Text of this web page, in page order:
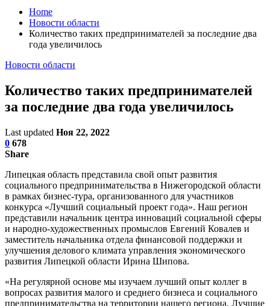
Home
Новости области
Количество таких предпринимателей за последние два
года увеличилось
Новости области
Количество таких предпринимателей
за последние два года увеличилось
Last updated Ноя 22, 2022
0 678
Share
Липецкая область представила свой опыт развития
социального предпринимательства в Нижегородской области
в рамках бизнес-тура, организованного для участников
конкурса «Лучший социальный проект года». Наш регион
представили начальник центра инноваций социальной сферы
и народно-художественных промыслов Евгений Ковалев и
заместитель начальника отдела финансовой поддержки и
улучшения делового климата управления экономического
развития Липецкой области Ирина Шипова.
«На регулярной основе мы изучаем лучший опыт коллег в
вопросах развития малого и среднего бизнеса и социального
предпринимательства на территории нашего региона. Лучшие